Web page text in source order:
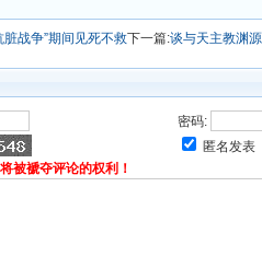
战争”期间见死不救下一篇:谈与天主教渊
密码:
匿名发表
被褫夺评论的权利！